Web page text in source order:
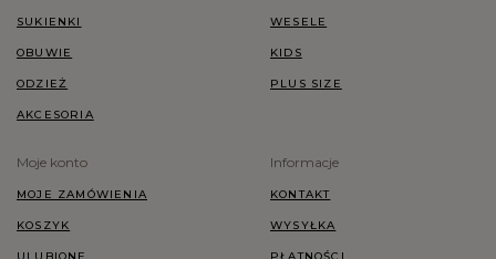
SUKIENKI
OBUWIE
ODZIEŻ
AKCESORIA
WESELE
KIDS
PLUS SIZE
Moje konto
MOJE ZAMÓWIENIA
KOSZYK
Informacje
KONTAKT
WYSYŁKA